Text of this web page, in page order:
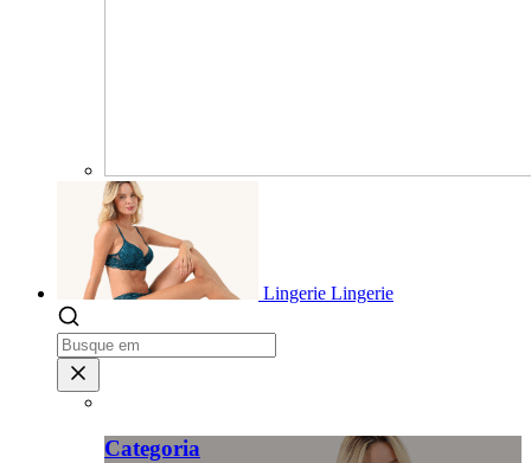
Lingerie Lingerie
Categoria